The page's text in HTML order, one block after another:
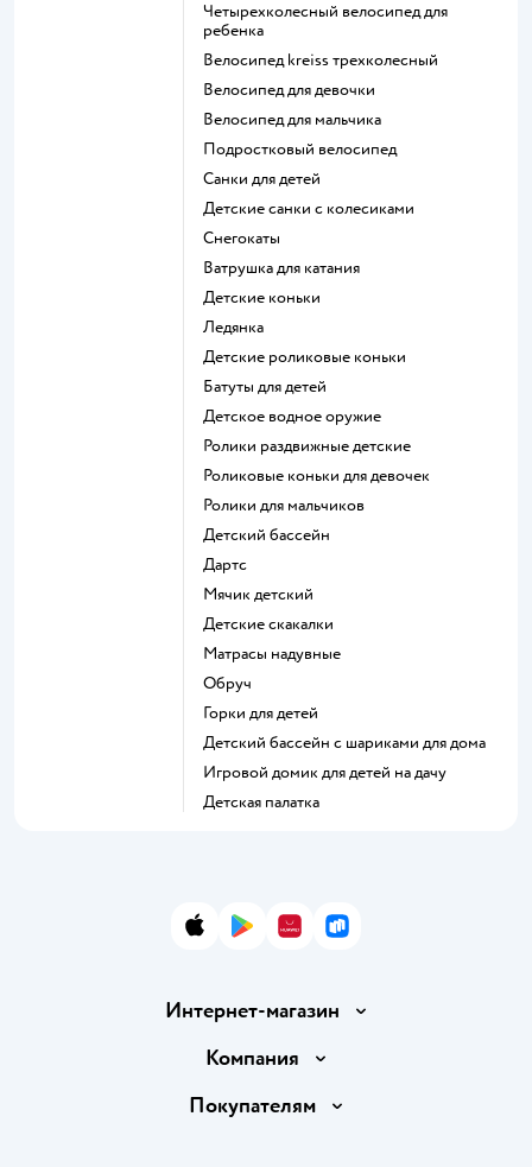
Четырехколесный велосипед для
ребенка
Велосипед kreiss трехколесный
Велосипед для девочки
Велосипед для мальчика
Подростковый велосипед
Санки для детей
Детские санки с колесиками
Снегокаты
Ватрушка для катания
Детские коньки
Ледянка
Детские роликовые коньки
Батуты для детей
Детское водное оружие
Ролики раздвижные детские
Роликовые коньки для девочек
Ролики для мальчиков
Детский бассейн
Дартс
Мячик детский
Детские скакалки
Матрасы надувные
Обруч
Горки для детей
Детский бассейн с шариками для дома
Игровой домик для детей на дачу
Детская палатка
App StoreGoogle Play
AppGallery
RuStore
Интернет-магазин
Доставка и оплата
Правила продажи
Компания
Вакансии
Покупателям